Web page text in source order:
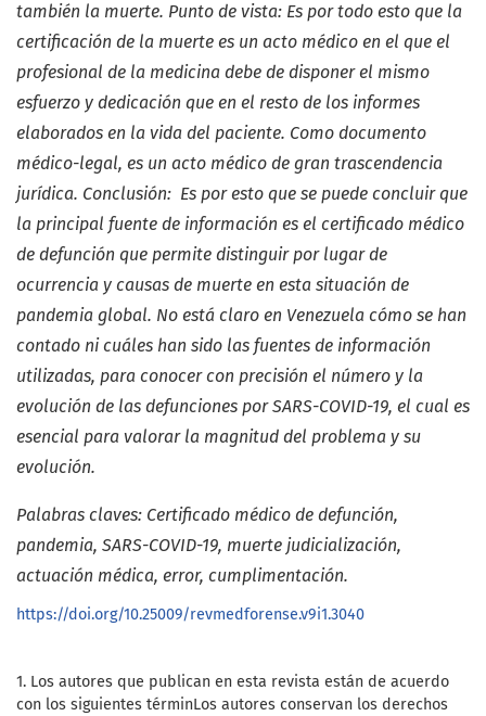
también la muerte. Punto de vista: Es por todo esto que la
certificación de la muerte es un acto médico en el que el
profesional de la medicina debe de disponer el mismo
esfuerzo y dedicación que en el resto de los informes
elaborados en la vida del paciente. Como documento
médico-legal, es un acto médico de gran trascendencia
jurídica. Conclusión: Es por esto que se puede concluir que
la principal fuente de información es el certificado médico
de defunción que permite distinguir por lugar de
ocurrencia y causas de muerte en esta situación de
pandemia global. No está claro en Venezuela cómo se han
contado ni cuáles han sido las fuentes de información
utilizadas, para conocer con precisión el número y la
evolución de las defunciones por SARS-COVID-19, el cual es
esencial para valorar la magnitud del problema y su
evolución.
Palabras claves: Certificado médico de defunción,
pandemia, SARS-COVID-19, muerte judicialización,
actuación médica, error, cumplimentación.
https://doi.org/10.25009/revmedforense.v9i1.3040
1. Los autores que publican en esta revista están de acuerdo
con los siguientes términLos autores conservan los derechos